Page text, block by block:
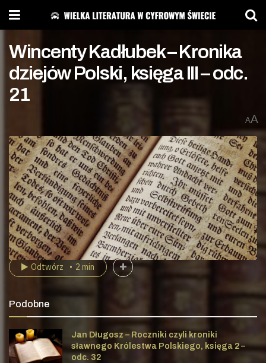
Wincenty Kadłubek – Kronika
dziejów Polski, księga III – odc.
21
AA
Odtwórz 2 min
Podobne
Jan Długosz – Roczniki czyli kroniki
sławnego Królestwa Polskiego, księga 2 –
odc. 32